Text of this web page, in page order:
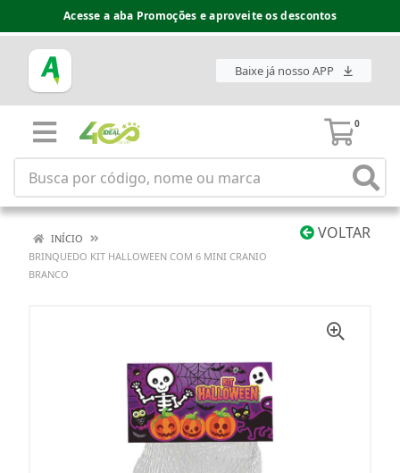
Acesse a aba Promoções e aproveite os descontos
Baixe já nosso APP
0
VOLTAR
INÍCIO
BRINQUEDO KIT HALLOWEEN COM 6 MINI CRANIO
BRANCO